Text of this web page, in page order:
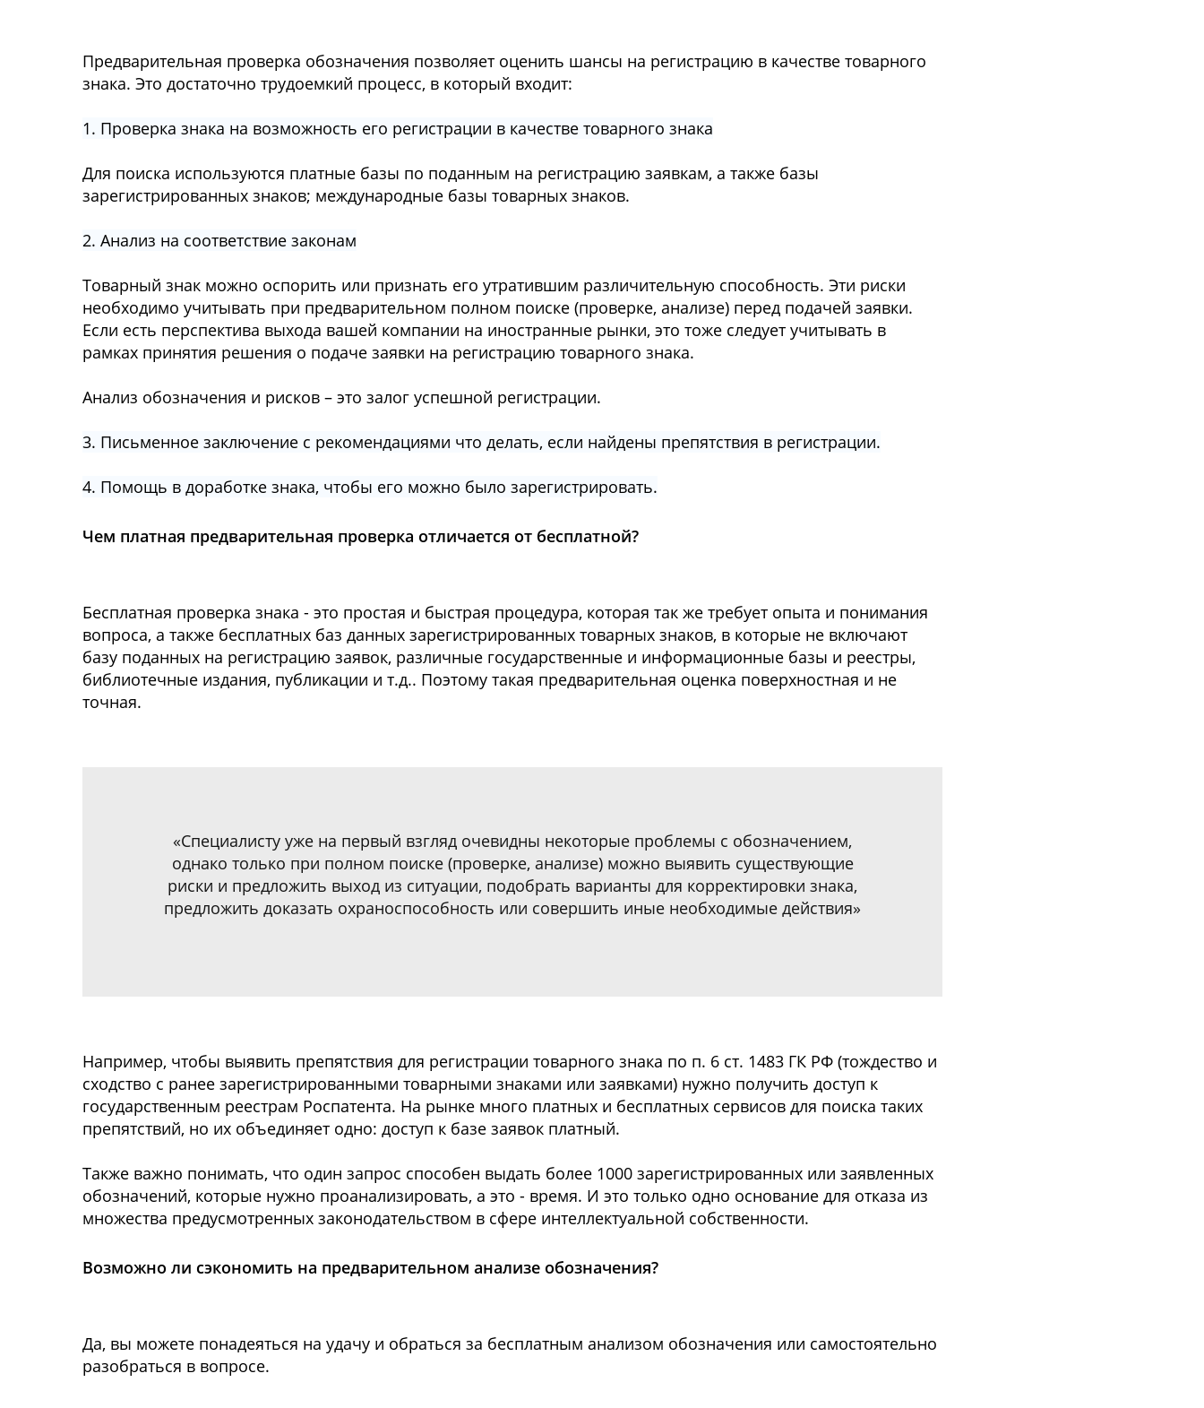
Предварительная проверка обозначения позволяет оценить шансы на регистрацию в качестве товарного
знака. Это достаточно трудоемкий процесс, в который входит:
1. Проверка знака на возможность его регистрации в качестве товарного знака
Для поиска используются платные базы по поданным на регистрацию заявкам, а также базы
зарегистрированных знаков; международные базы товарных знаков.
2. Анализ на соответствие законам
Товарный знак можно оспорить или признать его утратившим различительную способность. Эти риски
необходимо учитывать при предварительном полном поиске (проверке, анализе) перед подачей заявки.
Если есть перспектива выхода вашей компании на иностранные рынки, это тоже следует учитывать в
рамках принятия решения о подаче заявки на регистрацию товарного знака.
Анализ обозначения и рисков – это залог успешной регистрации.
3. Письменное заключение с рекомендациями что делать, если найдены препятствия в регистрации.
4. Помощь в доработке знака, чтобы его можно было зарегистрировать.
Чем платная предварительная проверка отличается от бесплатной?
Бесплатная проверка знака - это простая и быстрая процедура, которая так же требует опыта и понимания
вопроса, а также бесплатных баз данных зарегистрированных товарных знаков, в которые не включают
базу поданных на регистрацию заявок, различные государственные и информационные базы и реестры,
библиотечные издания, публикации и т.д.. Поэтому такая предварительная оценка поверхностная и не
точная.
«Специалисту уже на первый взгляд очевидны некоторые проблемы с обозначением,
однако только при полном поиске (проверке, анализе) можно выявить существующие
риски и предложить выход из ситуации, подобрать варианты для корректировки знака,
предложить доказать охраноспособность или совершить иные необходимые действия»
Например, чтобы выявить препятствия для регистрации товарного знака по п. 6 ст. 1483 ГК РФ (тождество и
сходство с ранее зарегистрированными товарными знаками или заявками) нужно получить доступ к
государственным реестрам Роспатента. На рынке много платных и бесплатных сервисов для поиска таких
препятствий, но их объединяет одно: доступ к базе заявок платный.
Также важно понимать, что один запрос способен выдать более 1000 зарегистрированных или заявленных
обозначений, которые нужно проанализировать, а это - время. И это только одно основание для отказа из
множества предусмотренных законодательством в сфере интеллектуальной собственности.
Возможно ли сэкономить на предварительном анализе обозначения?
Да, вы можете понадеяться на удачу и обраться за бесплатным анализом обозначения или самостоятельно
разобраться в вопросе.